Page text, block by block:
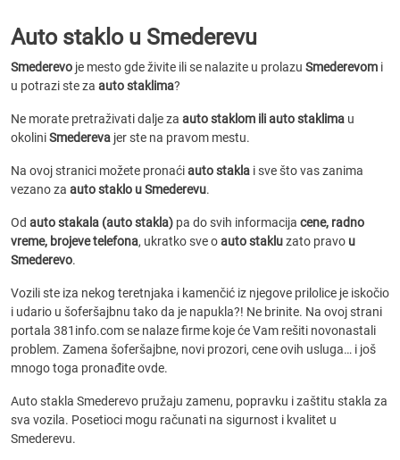
Auto staklo u Smederevu
Smederevo je mesto gde živite ili se nalazite u prolazu Smederevom i
u potrazi ste za auto staklima?
Ne morate pretraživati dalje za auto staklom ili auto staklima u
okoliniSmedereva jer ste na pravom mestu.
Na ovoj stranici možete pronaćiauto stakla i sve što vas zanima
vezano za auto staklo u Smederevu.
Od auto stakala (auto stakla) pa do svih informacija cene, radno
vreme, brojeve telefona, ukratko sve oauto stakluzato pravo u
Smederevo.
Vozili ste iza nekog teretnjaka i kamenčić iz njegove prilolice je iskočio
i udario u šoferšajbnu tako da je napukla?! Ne brinite. Na ovoj strani
portala 381info.com se nalaze firme koje će Vam rešiti novonastali
problem. Zamena šoferšajbne, novi prozori, cene ovih usluga… i još
mnogo toga pronađite ovde.
Auto stakla Smederevo pružaju zamenu, popravku i zaštitu stakla za
sva vozila. Posetioci mogu računati na sigurnost i kvalitet u
Smederevu.